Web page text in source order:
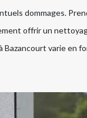
dommages.
offrir un
varie en